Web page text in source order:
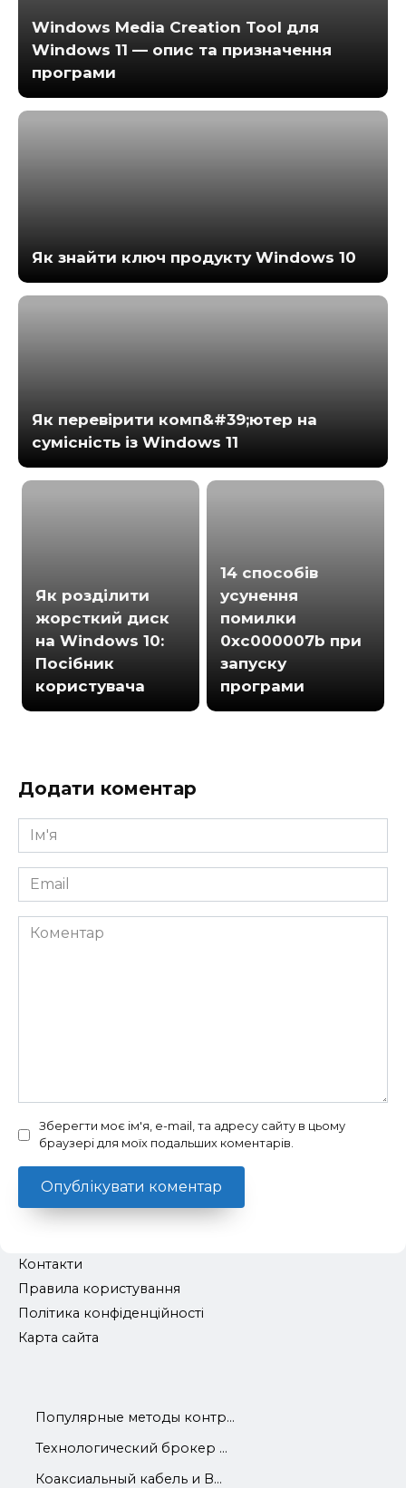
Windows Media Creation Tool для
Windows 11 — опис та призначення
програми
Як знайти ключ продукту Windows 10
Як перевірити комп&#39;ютер на
сумісність із Windows 11
Як розділити
жорсткий диск
на Windows 10:
Посібник
користувача
14 способів
усунення
помилки
0xc000007b при
запуску
програми
Додати коментар
Ім'я
*
Email
*
Коментар
Зберегти моє ім'я, e-mail, та адресу сайту в цьому
браузері для моїх подальших коментарів.
Контакти
Правила користування
Політика конфіденційності
Карта сайта
Популярные методы контр...
Технологический брокер ...
Коаксиальный кабель и В...